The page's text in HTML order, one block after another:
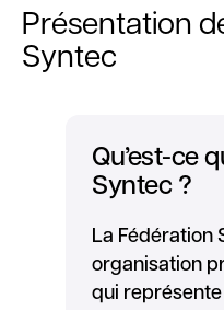
Présentation
Syntec
Qu’est-ce
Syntec ?
La Fédération
organisation
qui